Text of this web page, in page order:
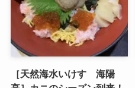
［天然海水いけす 海陽